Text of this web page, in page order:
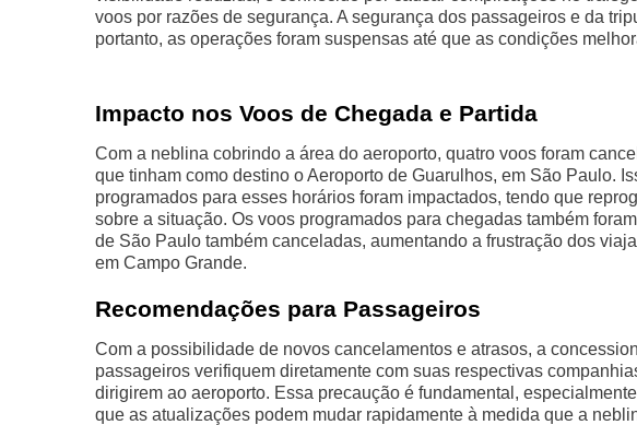
voos por razões de segurança. A segurança dos passageiros e da
portanto, as operações foram suspensas até que as condições
Impacto nos Voos de Chegada e Partida
Com a neblina cobrindo a área do aeroporto, quatro voos foram
que tinham como destino o Aeroporto de Guarulhos, em São Paulo.
programados para esses horários foram impactados, tendo que
sobre a situação. Os voos programados para chegadas também
de São Paulo também canceladas, aumentando a frustração dos
em Campo Grande.
Recomendações para Passageiros
Com a possibilidade de novos cancelamentos e atrasos, a
passageiros verifiquem diretamente com suas respectivas
dirigirem ao aeroporto. Essa precaução é fundamental,
que as atualizações podem mudar rapidamente à medida que a